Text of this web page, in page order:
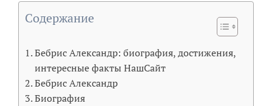
Содержание
Бебрис Александр: биография, достижения,
интересные факты НашСайт
Бебрис Александр
Биография